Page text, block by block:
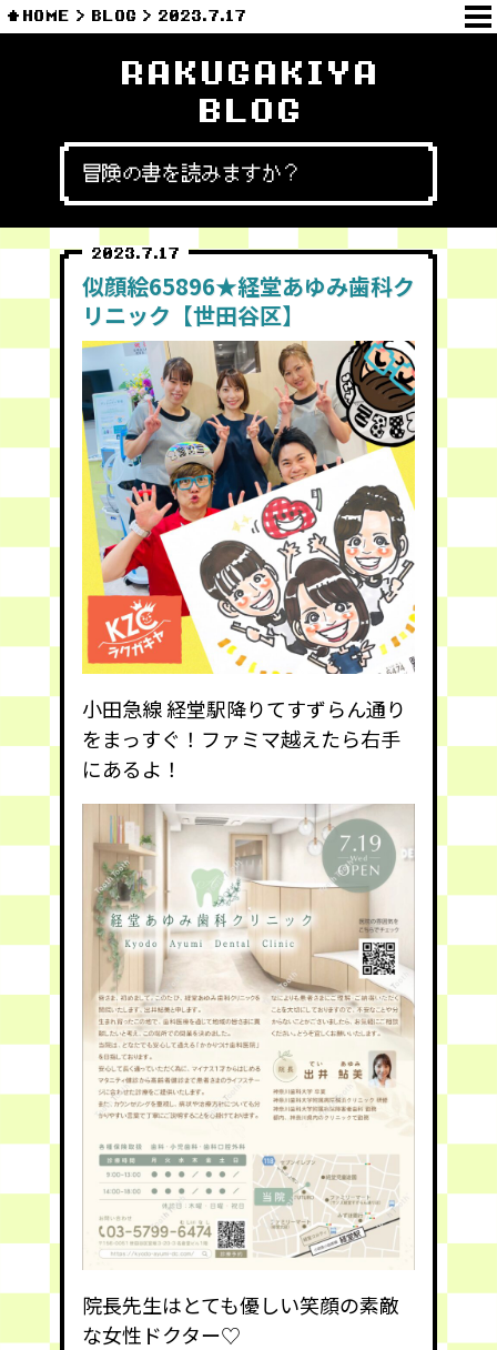
HOME BLOG 2023.7.17
RAKUGAKIYA
BLOG
冒険の書を読みますか？
2023.7.17
似顔絵65896★経堂あゆみ歯科ク
リニック【世田谷区】
小田急線 経堂駅降りてすずらん通り
をまっすぐ！ファミマ越えたら右手
にあるよ！
院長先生はとても優しい笑顔の素敵
な女性ドクター♡